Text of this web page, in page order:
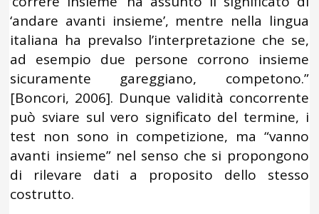
‘andare avanti insieme’, mentre nella lingua
italiana ha prevalso l’interpretazione che se,
ad esempio due persone corrono insieme
sicuramente gareggiano, competono.”
[Boncori, 2006]. Dunque validità concorrente
può sviare sul vero significato del termine, i
test non sono in competizione, ma “vanno
avanti insieme” nel senso che si propongono
di rilevare dati a proposito dello stesso
costrutto.